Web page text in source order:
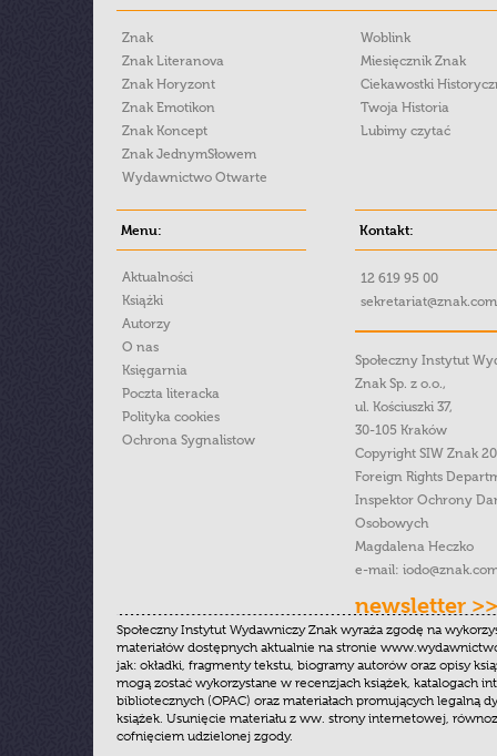
Znak
Znak Literanova
Znak Horyzont
Znak Emotikon
Znak Koncept
Znak JednymSłowem
Wydawnictwo Otwarte
Woblink
Miesięcznik Znak
Ciekawostki
Twoja Historia
Lubimy czytać
Menu:
Aktualności
Książki
Autorzy
O nas
Księgarnia
Poczta literacka
Polityka cookies
Ochrona Sygnalistow
Kontakt:
12 619 95 00
Społeczny Instytut
Znak Sp. z o.o.,
ul. Kościuszki 37,
30-105 Kraków
Copyright SIW Znak
Foreign Rights
Inspektor Ochrony
Osobowych
Magdalena Heczko
e-mail:
newsletter >>
Społeczny Instytut Wydawniczy Znak wyraża zgodę na
materiałów dostępnych aktualnie na stronie
jak: okładki, fragmenty tekstu, biogramy autorów oraz opisy
mogą zostać wykorzystane w recenzjach książek, katalogach
bibliotecznych (OPAC) oraz materiałach promujących legalną
książek. Usunięcie materiału z ww. strony internetowej,
cofnięciem udzielonej zgody.